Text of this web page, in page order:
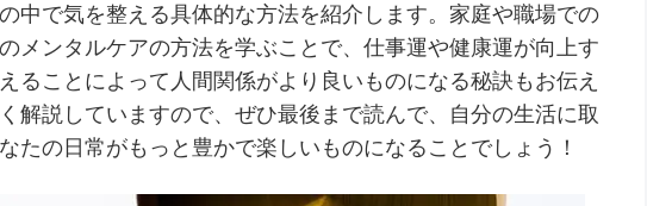
中で気を整える具体的な方法を紹介します。家庭や職場での
メンタルケアの方法を学ぶことで、仕事運や健康運が向上す
ることによって人間関係がより良いものになる秘訣もお伝え
解説していますので、ぜひ最後まで読んで、自分の生活に取
たの日常がもっと豊かで楽しいものになることでしょう！